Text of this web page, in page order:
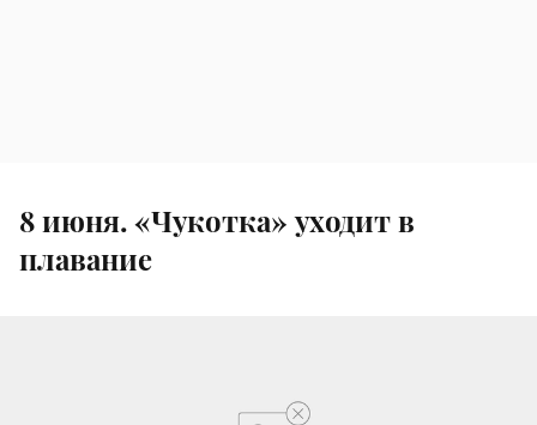
8 июня. «Чукотка» уходит в
плавание